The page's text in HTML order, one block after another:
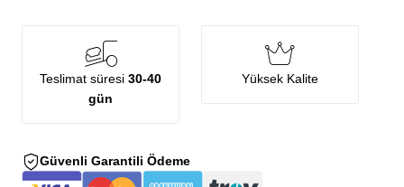
Teslimat süresi30-40
gün
Yüksek Kalite
Güvenli Garantili Ödeme